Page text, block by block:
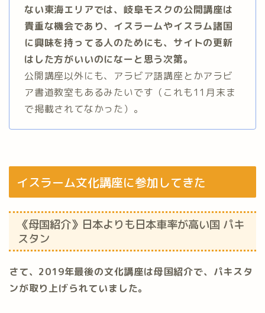
ない東海エリアでは、岐阜モスクの公開講座は
貴重な機会であり、イスラームやイスラム諸国
に興味を持ってる人のためにも、サイトの更新
はした方がいいのになーと思う次第。
公開講座以外にも、アラビア語講座とかアラビ
ア書道教室もあるみたいです（これも11月末ま
で掲載されてなかった）。
イスラーム文化講座に参加してきた
《母国紹介》日本よりも日本車率が高い国 パキ
スタン
さて、2019年最後の文化講座は母国紹介で、パキスタ
ンが取り上げられていました。